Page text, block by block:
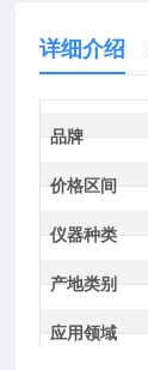
详细介绍
品牌
价格区间
仪器种类
产地类别
应用领域